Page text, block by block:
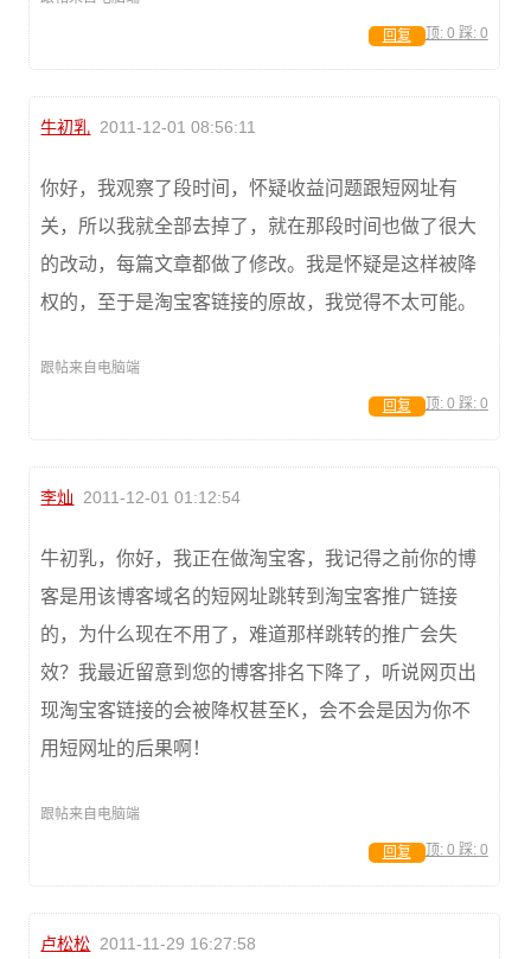
顶: 0 踩: 0
回复
牛初乳 2011-12-01 08:56:11
你好，我观察了段时间，怀疑收益问题跟短网址有
关，所以我就全部去掉了，就在那段时间也做了很大
的改动，每篇文章都做了修改。我是怀疑是这样被降
权的，至于是淘宝客链接的原故，我觉得不太可能。
跟帖来自电脑端
顶: 0 踩: 0
回复
李灿 2011-12-01 01:12:54
牛初乳，你好，我正在做淘宝客，我记得之前你的博
客是用该博客域名的短网址跳转到淘宝客推广链接
的，为什么现在不用了，难道那样跳转的推广会失
效？我最近留意到您的博客排名下降了，听说网页出
现淘宝客链接的会被降权甚至K，会不会是因为你不
用短网址的后果啊！
跟帖来自电脑端
顶: 0 踩: 0
回复
卢松松 2011-11-29 16:27:58